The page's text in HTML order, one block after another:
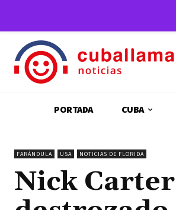
PORTADA CUBA
FARÁNDULA USA NOTICIAS DE FLORIDA
Nick